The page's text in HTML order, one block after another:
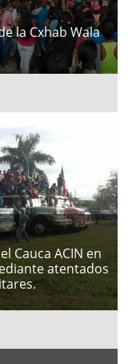
la Cxhab Wala
Cauca ACIN en
atentados